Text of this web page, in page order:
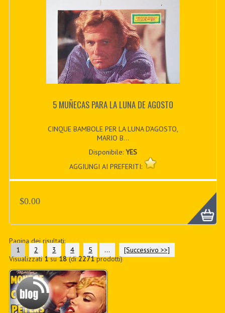
5 MUÑECAS PARA LA LUNA DE AGOSTO
CINQUE BAMBOLE PER LA LUNA D’AGOSTO,
MARIO B...
Disponibile: YES
AGGIUNGI AI PREFERITI:
$0.00
Pagina dei risultati:
1
2 3 4 5 ...
[Successivo >>]
Visualizzati1su18(di2271prodotti)